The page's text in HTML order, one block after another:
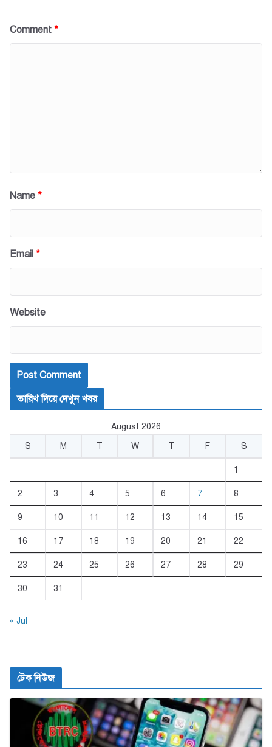
Comment *
Name *
Email *
Website
তারিখ দিয়ে দেখুন খবর
August 2026
S
M T W T F S
1
2 3 4 5 6 7 8
9 10 11 12 13 14 15
16 17 18 19 20 21 22
23 24 25 26 27 28 29
30 31
« Jul
টেক নিউজ